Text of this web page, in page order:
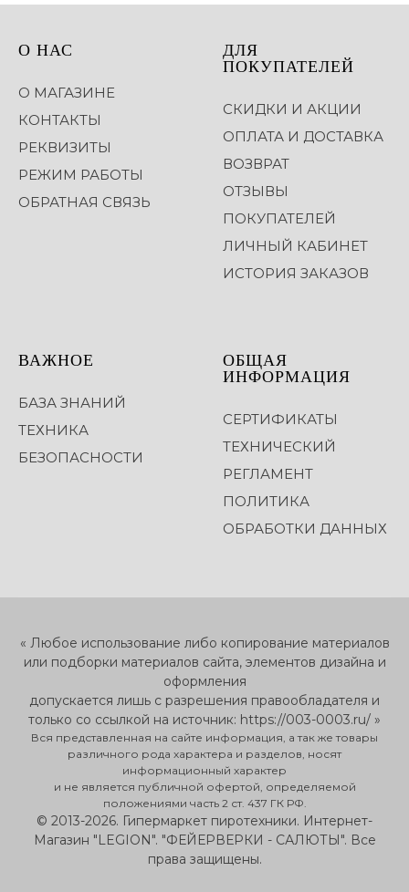
О НАС
О МАГАЗИНЕ
КОНТАКТЫ
РЕКВИЗИТЫ
РЕЖИМ РАБОТЫ
ОБРАТНАЯ СВЯЗЬ
ДЛЯ
ПОКУПАТЕЛЕЙ
СКИДКИ И АКЦИИ
ОПЛАТА И ДОСТАВКА
ВОЗВРАТ
ОТЗЫВЫ
ПОКУПАТЕЛЕЙ
ЛИЧНЫЙ КАБИНЕТ
ИСТОРИЯ ЗАКАЗОВ
ВАЖНОЕ
БАЗА ЗНАНИЙ
ТЕХНИКА
БЕЗОПАСНОСТИ
ОБЩАЯ
ИНФОРМАЦИЯ
СЕРТИФИКАТЫ
ТЕХНИЧЕСКИЙ
РЕГЛАМЕНТ
ПОЛИТИКА
ОБРАБОТКИ ДАННЫХ
« Любое использование либо копирование материалов
или подборки материалов сайта, элементов дизайна и
оформления
допускается лишь с разрешения правообладателя и
только со ссылкой на источник: https://003-0003.ru/ »
Вся представленная на сайте информация, а так же товары
различного рода характера и разделов, носят
информационный характер
и не является публичной офертой, определяемой
положениями часть 2 ст. 437 ГК РФ.
© 2013-2026. Гипермаркет пиротехники. Интернет-
Магазин "LEGION". "ФЕЙЕРВЕРКИ - САЛЮТЫ". Все
права защищены.